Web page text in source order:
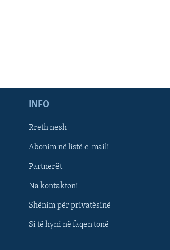
FOLLOW US
INFO
Rreth nesh
Abonim në listë e-maili
Partnerët
Na kontaktoni
Shënim për privatësinë
Si të hyni në faqen tonë